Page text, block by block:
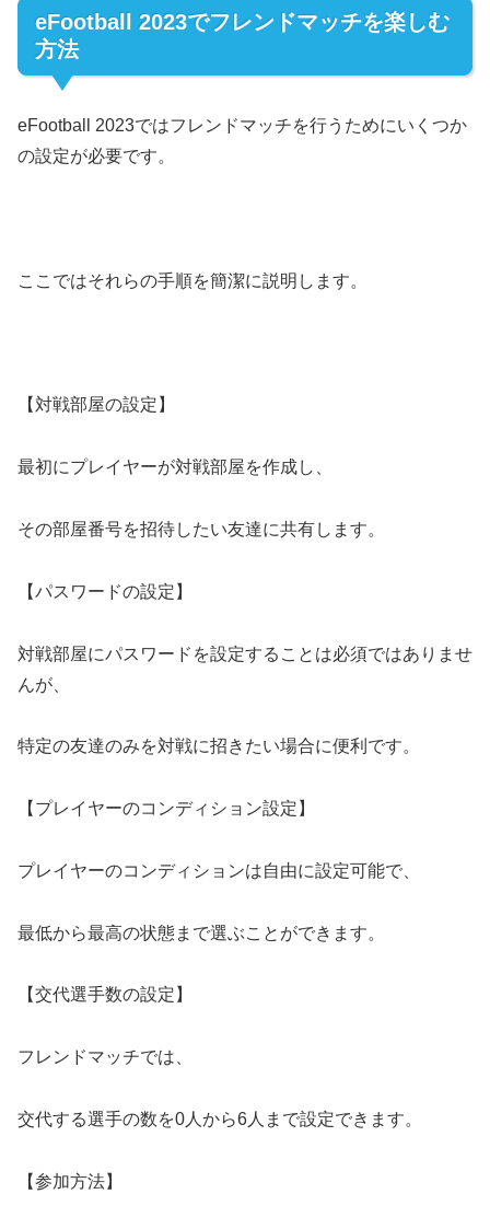
eFootball 2023でフレンドマッチを楽しむ
方法
eFootball 2023ではフレンドマッチを行うためにいくつか
の設定が必要です。
ここではそれらの手順を簡潔に説明します。
【対戦部屋の設定】
最初にプレイヤーが対戦部屋を作成し、
その部屋番号を招待したい友達に共有します。
【パスワードの設定】
対戦部屋にパスワードを設定することは必須ではありませ
んが、
特定の友達のみを対戦に招きたい場合に便利です。
【プレイヤーのコンディション設定】
プレイヤーのコンディションは自由に設定可能で、
最低から最高の状態まで選ぶことができます。
【交代選手数の設定】
フレンドマッチでは、
交代する選手の数を0人から6人まで設定できます。
【参加方法】